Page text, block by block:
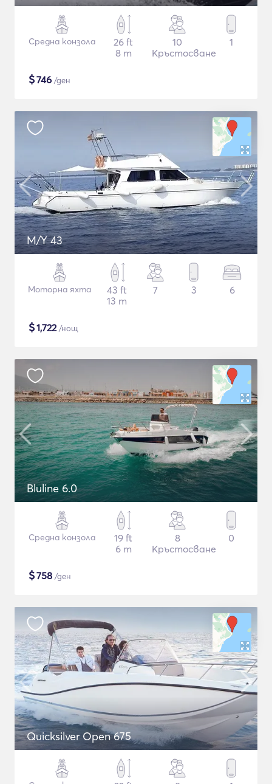
Средна конзола
26 ft
8 m
10
Кръстосване
1
$746 /ден
M/Y 43
Моторна яхта
43 ft
13 m
7 3 6
$1,722/нощ
Bluline 6.0
Средна конзола
19 ft
6 m
8
Кръстосване
0
$758 /ден
Quicksilver Open 675